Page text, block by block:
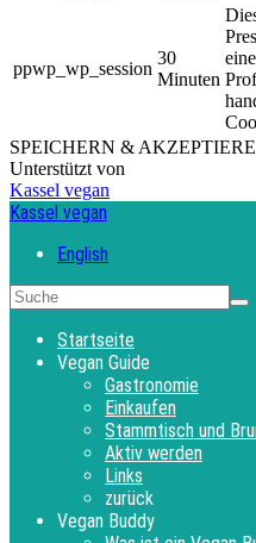
ppwp_wp_session
30
Minuten
SPEICHERN &
Unterstützt von
Kassel vegan
Kassel vegan
English
Startseite
Vegan Guide
Gastronomie
Einkaufen
Stammtisch und
Aktiv werden
Links
zurück
Vegan Buddy